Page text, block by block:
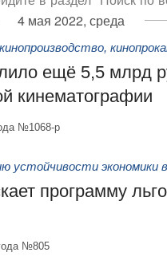
4 мая 2022, среда
ещё 5,5 млрд
кинематографии
№1068-р
устойчивости экономики в
программу
№805